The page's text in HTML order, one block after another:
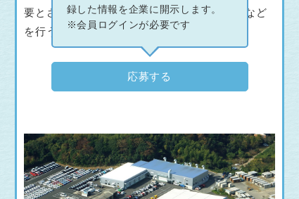
要とされる部品の問い合わせや注文への対応など
を行うとともに、商品の配達を行います。
応募する
録した情報を企業に開示します。
※会員ログインが必要です